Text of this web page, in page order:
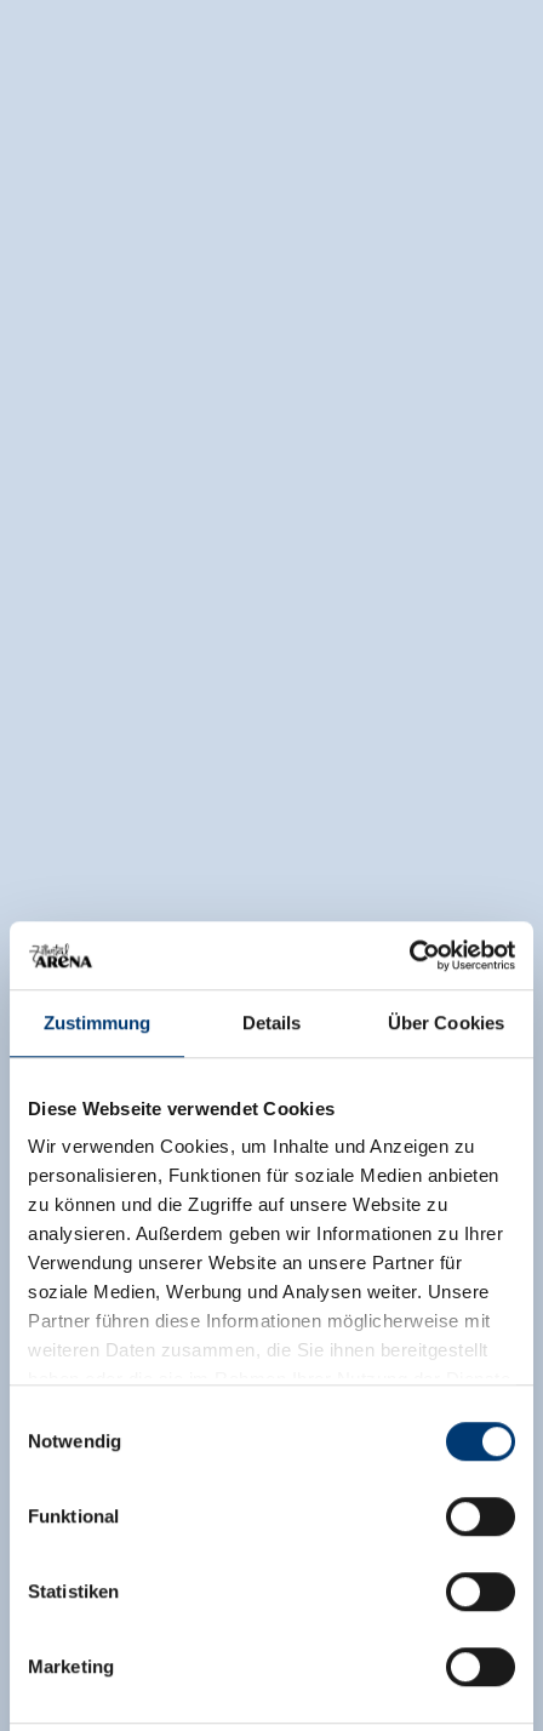
Zustimmung Details Über Cookies
Diese Webseite verwendet Cookies
Wir verwenden Cookies, um Inhalte und Anzeigen zu
personalisieren, Funktionen für soziale Medien anbieten
zu können und die Zugriffe auf unsere Website zu
analysieren. Außerdem geben wir Informationen zu Ihrer
Verwendung unserer Website an unsere Partner für
soziale Medien, Werbung und Analysen weiter. Unsere
Partner führen diese Informationen möglicherweise mit
weiteren Daten zusammen, die Sie ihnen bereitgestellt
Rohr 23// A-6280 Zell am Ziller
www.zillertalarena.com
Notwendig
Funktional
Statistiken
Marketing